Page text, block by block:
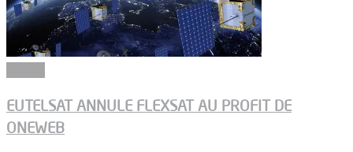
EUTELSAT ANNULE FLEXSAT AU PROFIT DE
ONEWEB